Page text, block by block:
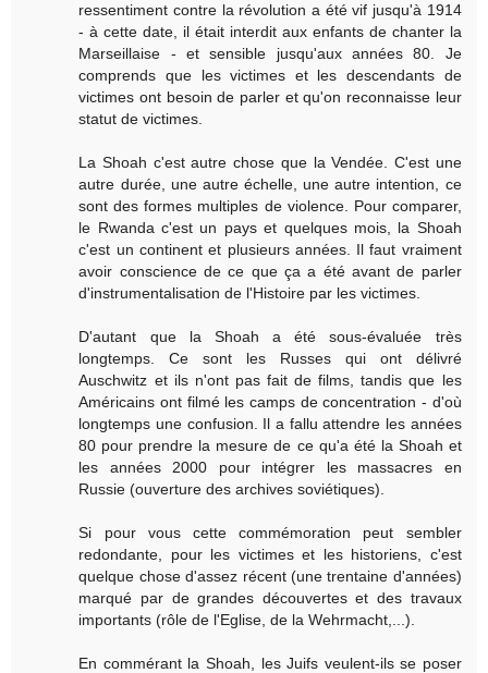
ressentiment contre la révolution a été vif jusqu'à 1914
- à cette date, il était interdit aux enfants de chanter la
Marseillaise - et sensible jusqu'aux années 80. Je
comprends que les victimes et les descendants de
victimes ont besoin de parler et qu'on reconnaisse leur
statut de victimes.
La Shoah c'est autre chose que la Vendée. C'est une
autre durée, une autre échelle, une autre intention, ce
sont des formes multiples de violence. Pour comparer,
le Rwanda c'est un pays et quelques mois, la Shoah
c'est un continent et plusieurs années. Il faut vraiment
avoir conscience de ce que ça a été avant de parler
d'instrumentalisation de l'Histoire par les victimes.
D'autant que la Shoah a été sous-évaluée très
longtemps. Ce sont les Russes qui ont délivré
Auschwitz et ils n'ont pas fait de films, tandis que les
Américains ont filmé les camps de concentration - d'où
longtemps une confusion. Il a fallu attendre les années
80 pour prendre la mesure de ce qu'a été la Shoah et
les années 2000 pour intégrer les massacres en
Russie (ouverture des archives soviétiques).
Si pour vous cette commémoration peut sembler
redondante, pour les victimes et les historiens, c'est
quelque chose d'assez récent (une trentaine d'années)
marqué par de grandes découvertes et des travaux
importants (rôle de l'Eglise, de la Wehrmacht,...).
En commérant la Shoah, les Juifs veulent-ils se poser